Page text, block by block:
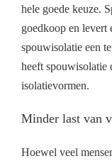
hele goede keuze.
goedkoop en levert
spouwisolatie een
heeft spouwisolatie
isolatievormen.
Minder last van
Hoewel veel